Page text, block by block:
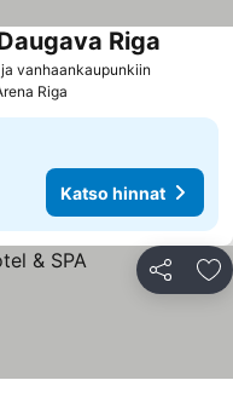
vanhaankaupunkiin
Riga
Riga
Katso hinnat
Jaa